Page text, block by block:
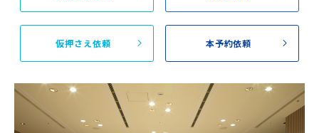
仮押さえ依頼 本予約依頼